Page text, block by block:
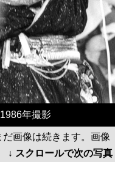
年撮影
だ画像は続きます。画像
↓ スクロールで次の写真